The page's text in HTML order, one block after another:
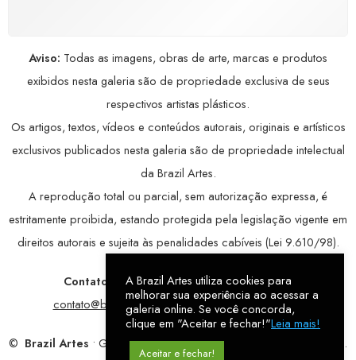
Aviso: Todas as imagens, obras de arte, marcas e produtos
exibidos nesta galeria são de propriedade exclusiva de seus
respectivos artistas plásticos.
Os artigos, textos, vídeos e conteúdos autorais, originais e artísticos
exclusivos publicados nesta galeria são de propriedade intelectual
da Brazil Artes.
A reprodução total ou parcial, sem autorização expressa, é
estritamente proibida, estando protegida pela legislação vigente em
direitos autorais e sujeita às penalidades cabíveis (Lei 9.610/98).
Contatos: WhatsApp:79 9998-1221/ E-mail:
contato@brazilartes.com/ Instagram:@brazilartes
© Brazil Artes • Galeria Online.9 anosde história (2017 – 2026).
A Brazil Artes utiliza cookies para
melhorar sua experiência ao acessar a
galeria online. Se você concorda,
clique em "Aceitar e fechar!"Leia mais!
Aceitar e fechar!